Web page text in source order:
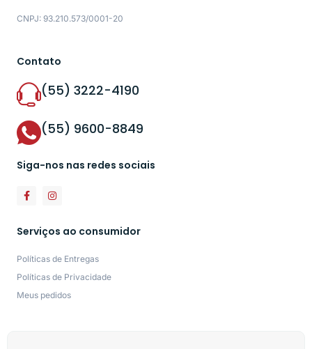
CNPJ: 93.210.573/0001-20
Contato
(55) 3222-4190
(55) 9600-8849
Siga-nos nas redes sociais
Serviços ao consumidor
Políticas de Entregas
Políticas de Privacidade
Meus pedidos